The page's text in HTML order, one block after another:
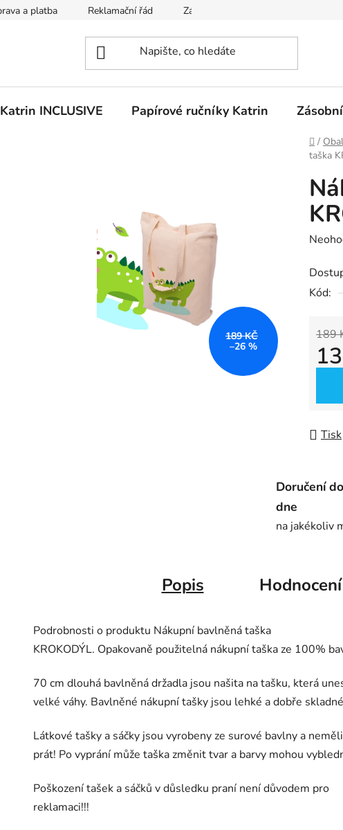
a platba Reklamační řád Zásady používání souborů cookies
INCLUSIVE Papírové ručníky Katrin
Domů
/
taška
je
Kód:
189
Tisk
189 KČ
–26 %
Doručení
dne
na jakékoliv
Popis Hodnocení
Podrobnosti o produktu Nákupní bavlněná taška
KROKODÝL. Opakovaně použitelná nákupní taška ze 100%
70 cm dlouhá bavlněná držadla jsou našita na tašku, která
velké váhy. Bavlněné nákupní tašky jsou lehké a dobře
Látkové tašky a sáčky jsou vyrobeny ze surové bavlny a
prát! Po vyprání může taška změnit tvar a barvy mohou
Poškození tašek a sáčků v důsledku praní není důvodem pro
reklamaci!!!